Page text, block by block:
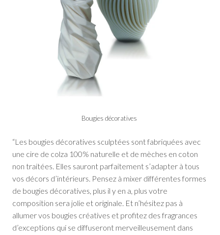
Bougies décoratives
“Les bougies décoratives sculptées sont fabriquées avec
une cire de colza 100% naturelle et de mèches en coton
non traitées. Elles sauront parfaitement s’adapter à tous
vos décors d’intérieurs. Pensez à mixer différentes formes
de bougies décoratives, plus il y en a, plus votre
composition sera jolie et originale. Et n’hésitez pas à
allumer vos bougies créatives et profitez des fragrances
d’exceptions qui se diffuseront merveilleusement dans